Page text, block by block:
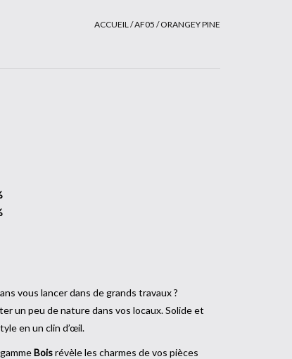
ACCUEIL/AF05 / ORANGEY PINE
vous lancer dans de grands travaux ?
un peu de nature dans vos locaux. Solide et
en un clin d’œil.
Boisrévèle les charmes de vos pièces